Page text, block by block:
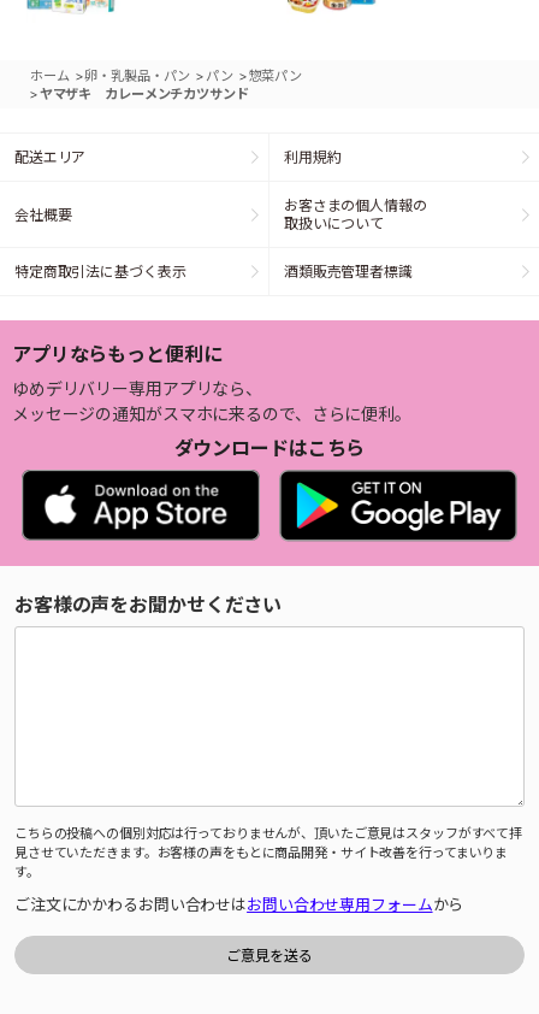
ホーム >卵・乳製品・パン > パン >惣菜パン
>ヤマザキ カレーメンチカツサンド
配送エリア 利用規約
会社概要
お客さまの個人情報の
取扱いについて
特定商取引法に基づく表示 酒類販売管理者標識
アプリならもっと便利に
ゆめデリバリー専用アプリなら、
メッセージの通知がスマホに来るので、さらに便利。
ダウンロードはこちら
お客様の声をお聞かせください
こちらの投稿への個別対応は行っておりませんが、頂いたご意見はスタッフがすべて拝
見させていただきます。お客様の声をもとに商品開発・サイト改善を行ってまいりま
す。
ご注文にかかわるお問い合わせはお問い合わせ専用フォームから